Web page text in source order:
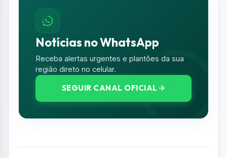
Notícias no WhatsApp
Receba alertas urgentes e plantões da sua
região direto no celular.
SEGUIR CANAL OFICIAL